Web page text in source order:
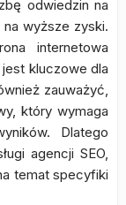
odwiedzin na
wyższe zyski.
internetowa
kluczowe dla
zauważyć,
który wymaga
Dlatego
agencji SEO,
temat specyfiki